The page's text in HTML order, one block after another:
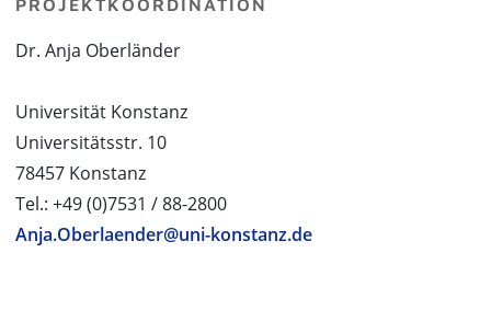
PROJEKTKOORDINATION
Dr. Anja Oberländer
Universität Konstanz
Universitätsstr. 10
78457 Konstanz
Tel.: +49 (0)7531 / 88-2800
Anja.Oberlaender@uni-konstanz.de